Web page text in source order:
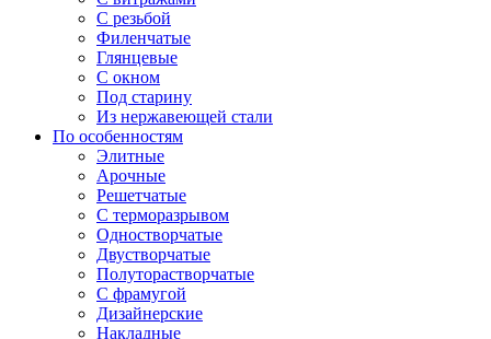
С резьбой
Филенчатые
Глянцевые
С окном
Под старину
Из нержавеющей стали
По особенностям
Элитные
Арочные
Решетчатые
С терморазрывом
Одностворчатые
Двустворчатые
Полуторастворчатые
С фрамугой
Дизайнерские
Накладные